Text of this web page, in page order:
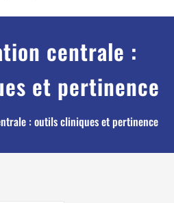
centrale :
et pertinence
: outils cliniques et pertinence